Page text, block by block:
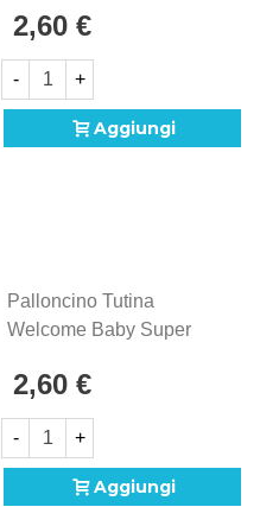
In Mylar, 1pz.
2,60 €
- +
Aggiungi
Palloncino Tutina
Welcome Baby Super
Mylar, 1pz.
2,60 €
- +
Aggiungi